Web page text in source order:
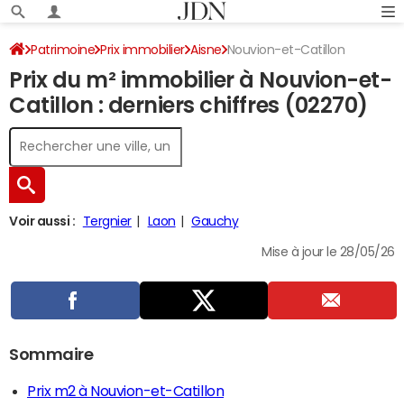
Patrimoine Prix immobilier Aisne Nouvion-et-Catillon
Prix du m² immobilier à Nouvion-et-
Catillon : derniers chiffres (02270)
Voir aussi : Tergnier Laon Gauchy
Mise à jour le 28/05/26
Sommaire
Prix m2 à Nouvion-et-Catillon